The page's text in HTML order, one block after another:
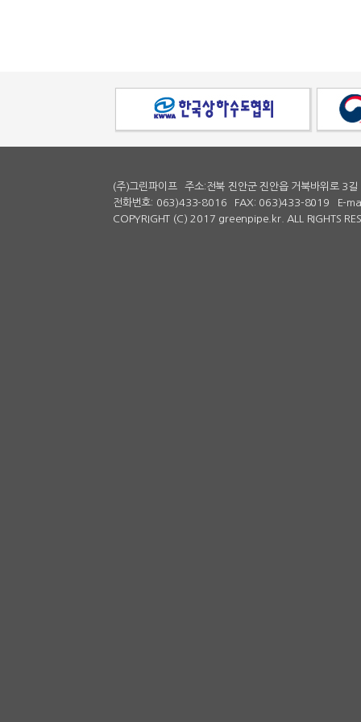
(주)그린파이프
주소:전북 진안군 진안읍 거북바위로 3
전화번호: 063)433-8016
FAX: 063)433-8019
E-
COPYRIGHT (C) 2017 greenpipe.kr. ALL RIGHTS